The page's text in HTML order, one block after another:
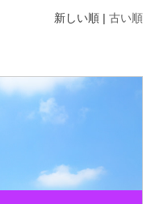
平日8:30～17:30新しい順 | 古い順